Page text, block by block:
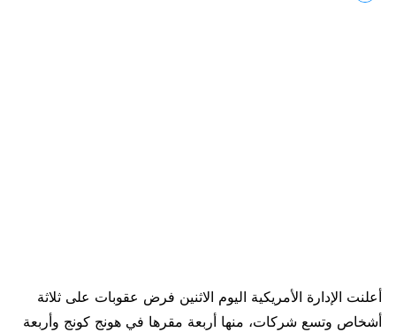
أعلنت الإدارة الأمريكية اليوم الاثنين فرض عقوبات على ثلاثة
أشخاص وتسع شركات، منها ​أربعة مقرها في هونج كونج وأربعة